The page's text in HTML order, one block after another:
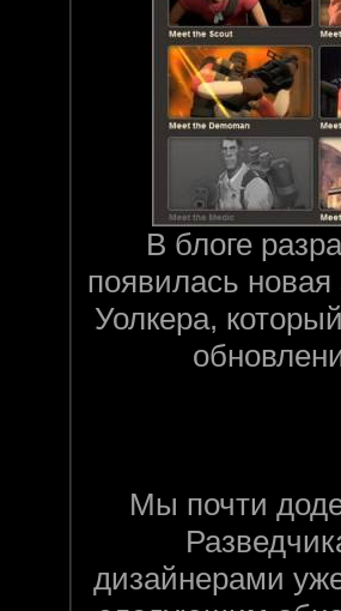
В блоге
появилась
Уолкера,
Мы почти
дизайнерами